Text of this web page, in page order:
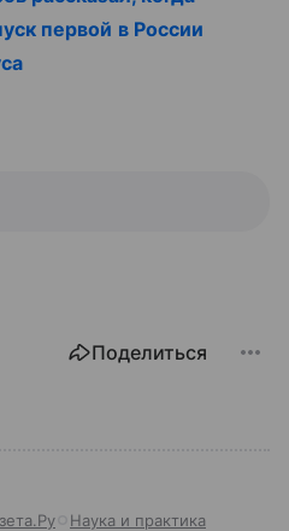
первой в России
Поделиться
Наука и практика